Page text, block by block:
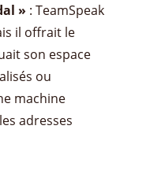
» : TeamSpeak
il offrait le
son espace
ou
machine
adresses